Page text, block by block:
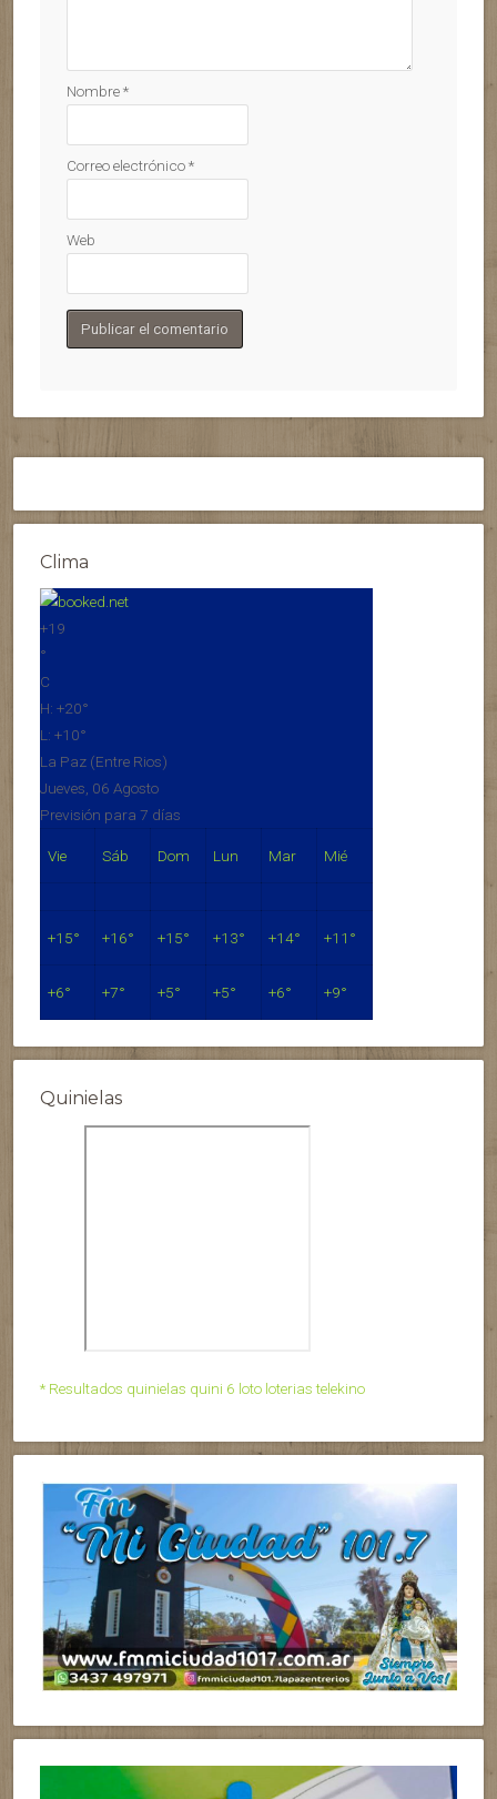
Nombre*
Correo electrónico*
Web
Clima
+19
°
C
H: +20°
L: +10°
La Paz (Entre Rios)
Jueves, 06 Agosto
Previsión para 7 días
Vie Sáb Dom Lun Mar Mié
+15° +16° +15° +13° +14° +11°
+6° +7° +5° +5° +6° +9°
Quinielas
* Resultados quinielas quini 6 loto loterias telekino